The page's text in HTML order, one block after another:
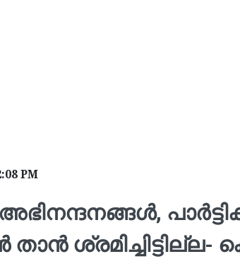
PM
താന്‍